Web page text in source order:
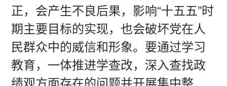
正，会产生不良后果，影响“十五五”时
期主要目标的实现，也会破坏党在人
民群众中的威信和形象。要通过学习
教育，一体推进学查改，深入查找政
绩观方面存在的问题并开展集中整